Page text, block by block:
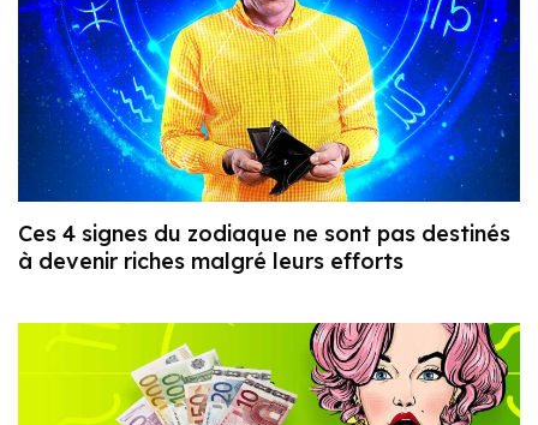
Ces 4 signes du zodiaque ne sont pas destinés
à devenir riches malgré leurs efforts